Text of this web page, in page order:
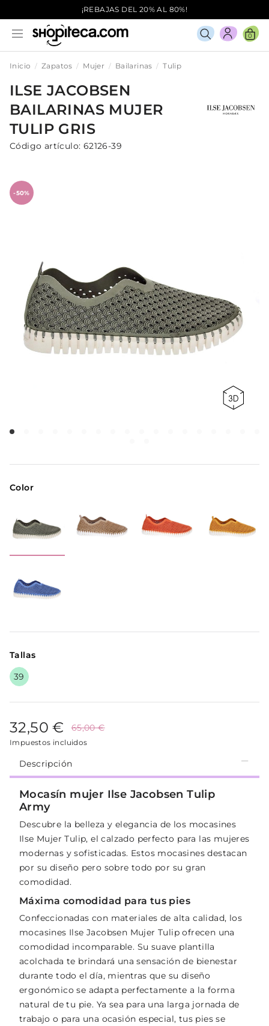
¡REBAJAS DEL 20% AL 80%!
0
Inicio Zapatos Mujer Bailarinas Tulip
ILSE JACOBSEN
BAILARINAS MUJER
TULIP GRIS
Código artículo: 62126-39
-50%
Color
Tallas
39
32,50 € 65,00 €
Impuestos incluidos
Descripción
Mocasín mujer Ilse Jacobsen Tulip
Army
Descubre la belleza y elegancia de los mocasines
Ilse Mujer Tulip, el calzado perfecto para las mujeres
modernas y sofisticadas. Estos mocasines destacan
por su diseño pero sobre todo por su gran
comodidad.
Máxima comodidad para tus pies
Confeccionadas con materiales de alta calidad, los
mocasines Ilse Jacobsen Mujer Tulip ofrecen una
comodidad incomparable. Su suave plantilla
acolchada te brindará una sensación de bienestar
durante todo el día, mientras que su diseño
ergonómico se adapta perfectamente a la forma
natural de tu pie. Ya sea para una larga jornada de
trabajo o para una ocasión especial, tus pies se